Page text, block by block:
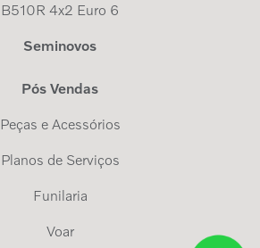
B510R 4x2 Euro 6
Seminovos
Pós Vendas
Peças e Acessórios
Planos de Serviços
Funilaria
Voar